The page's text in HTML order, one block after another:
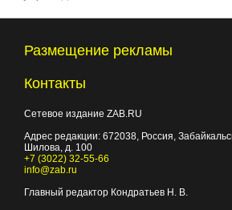
Размещение рекламы
Контакты
Сетевое издание ZAB.RU
Адрес редакции: 672038, Россия,
Шилова, д. 100
+7 (3022) 32-55-66
info@zab.ru
Главный редактор Кондратьев Н. В.